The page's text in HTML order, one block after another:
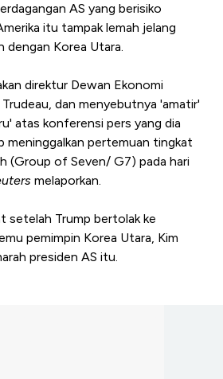
AS yang berisiko
itu tampak lemah jelang
dengan Korea Utara.
direktur Dewan Ekonomi
dan menyebutnya 'amatir'
atas konferensi pers yang dia
meninggalkan pertemuan tingkat
(Group of Seven/ G7) pada hari
melaporkan.
setelah Trump bertolak ke
pemimpin Korea Utara, Kim
presiden AS itu.